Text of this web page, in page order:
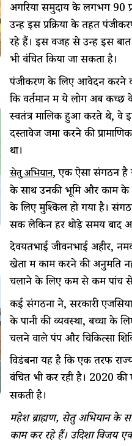
अगरिया समुदाय के लगभग 90
उन्हें इस प्रक्रिया के तहत
रहे हैं। इस वजह से उन्हें इस
भी वंचित किया जा सकता है।
पंजीकरण के लिए आवेदन करने
कि वर्तमान में ये लोग अब कच्छ
स्वतंत्र मालिक हुआ करते थे, वे
दस्तावेज जमा करने की
था।
सेतु अभियान, एक ऐसा संगठन है
के साथ उनकी भूमि और काम के
के लिए मुश्किल हो गया है।
सकें लेकिन हर थोड़े समय बाद
देवयतभाई जीवनभाई अहीर,
खेतों में काम करने की अनुमति
चलाने के लिए कम से कम पांच से
कई संगठनों ने, सरकारी
के पानी की व्यवस्था, बच्चों के
चलने वाले पंप और चिकित्सा
विडंबना यह है कि एक तरफ
वंचित भी कर रही है। 2020
सकती है।
महेश ब्राह्मण, सेतु अभियान के
काम कर रहे हैं। उदिशा विजय